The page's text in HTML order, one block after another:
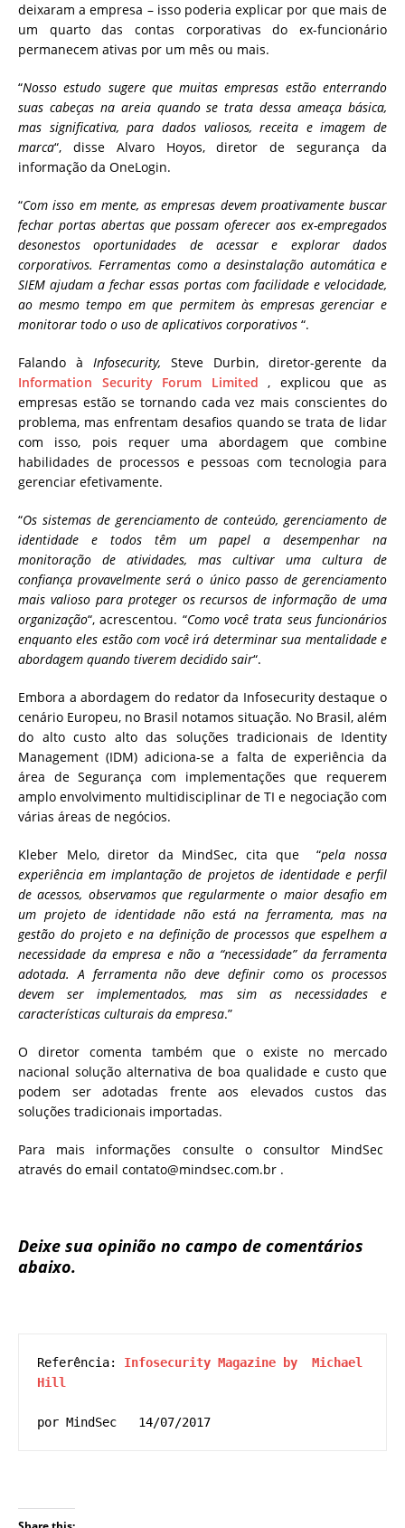
deixaram a empresa – isso poderia explicar por que mais de
um quarto das contas corporativas do ex-funcionário
permanecem ativas por um mês ou mais.
“Nosso estudo sugere que muitas empresas estão enterrando
suas cabeças na areia quando se trata dessa ameaça básica,
mas significativa, para dados valiosos, receita e imagem de
marca“, disse Alvaro Hoyos, diretor de segurança da
informação da OneLogin.
“Com isso em mente, as empresas devem proativamente buscar
fechar portas abertas que possam oferecer aos ex-empregados
desonestos oportunidades de acessar e explorar dados
corporativos. Ferramentas como a desinstalação automática e
SIEM ajudam a fechar essas portas com facilidade e velocidade,
ao mesmo tempo em que permitem às empresas gerenciar e
monitorar todo o uso de aplicativos corporativos “.
Falando à Infosecurity, Steve Durbin, diretor-gerente da
Information Security Forum Limited , explicou que as
empresas estão se tornando cada vez mais conscientes do
problema, mas enfrentam desafios quando se trata de lidar
com isso, pois requer uma abordagem que combine
habilidades de processos e pessoas com tecnologia para
gerenciar efetivamente.
“Os sistemas de gerenciamento de conteúdo, gerenciamento de
identidade e todos têm um papel a desempenhar na
monitoração de atividades, mas cultivar uma cultura de
confiança provavelmente será o único passo de gerenciamento
mais valioso para proteger os recursos de informação de uma
organização“, acrescentou. “Como você trata seus funcionários
enquanto eles estão com você irá determinar sua mentalidade e
abordagem quando tiverem decidido sair“.
Embora a abordagem do redator da Infosecurity destaque o
cenário Europeu, no Brasil notamos situação. No Brasil, além
do alto custo alto das soluções tradicionais de Identity
Management (IDM) adiciona-se a falta de experiência da
área de Segurança com implementações que requerem
amplo envolvimento multidisciplinar de TI e negociação com
várias áreas de negócios.
Kleber Melo, diretor da MindSec, cita que “pela nossa
experiência em implantação de projetos de identidade e perfil
de acessos, observamos que regularmente o maior desafio em
um projeto de identidade não está na ferramenta, mas na
gestão do projeto e na definição de processos que espelhem a
necessidade da empresa e não a “necessidade” da ferramenta
adotada. A ferramenta não deve definir como os processos
devem ser implementados, mas sim as necessidades e
características culturais da empresa.”
O diretor comenta também que o existe no mercado
nacional solução alternativa de boa qualidade e custo que
podem ser adotadas frente aos elevados custos das
soluções tradicionais importadas.
Para mais informações consulte o consultor MindSec
através do email contato@mindsec.com.br .
Deixe sua opinião no campo de comentários
abaixo.
Referência: Infosecurity Magazine by Michael
Hill
por MindSec   14/07/2017